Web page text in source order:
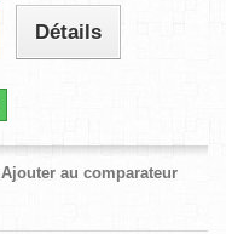
Détails
Ajouter au comparateur